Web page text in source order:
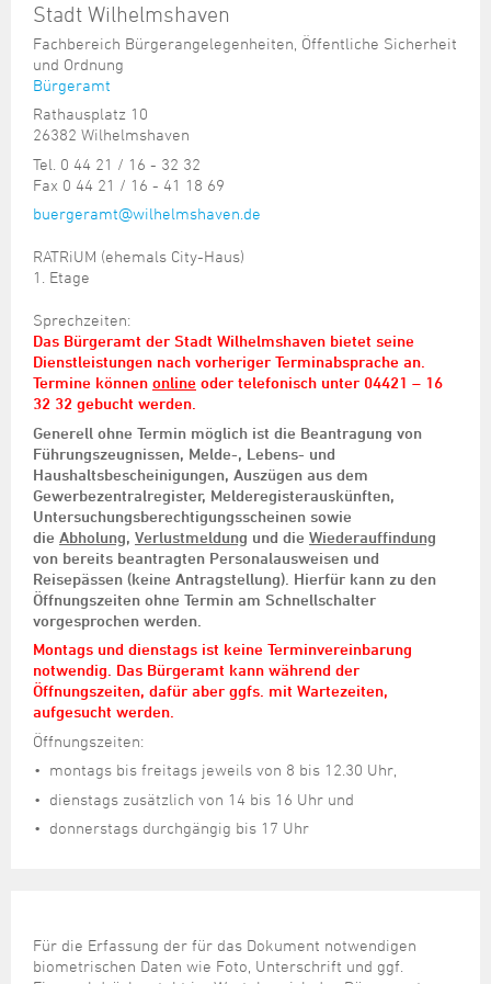
Stadt Wilhelmshaven
Fachbereich Bürgerangelegenheiten, Öffentliche Sicherheit
und Ordnung
Bürgeramt
Rathausplatz 10
26382 Wilhelmshaven
Tel. 0 44 21 / 16 - 32 32
Fax 0 44 21 / 16 - 41 18 69
buergeramt@wilhelmshaven.de
RATRiUM (ehemals City-Haus)
1. Etage
Sprechzeiten:
Das Bürgeramt der Stadt Wilhelmshaven bietet seine
Dienstleistungen nach vorheriger Terminabsprache an.
Termine können online oder telefonisch unter 04421 – 16
32 32 gebucht werden.
Generell ohne Termin möglich ist die Beantragung von
Führungszeugnissen, Melde-, Lebens- und
Haushaltsbescheinigungen, Auszügen aus dem
Gewerbezentralregister, Melderegisterauskünften,
Untersuchungsberechtigungsscheinen sowie
die Abholung, Verlustmeldung und die Wiederauffindung
von bereits beantragten Personalausweisen und
Reisepässen (keine Antragstellung). Hierfür kann zu den
Öffnungszeiten ohne Termin am Schnellschalter
vorgesprochen werden.
Montags und dienstags ist keine Terminvereinbarung
notwendig. Das Bürgeramt kann während der
Öffnungszeiten, dafür aber ggfs. mit Wartezeiten,
aufgesucht werden.
Öffnungszeiten:
montags bis freitags jeweils von 8 bis 12.30 Uhr,
dienstags zusätzlich von 14 bis 16 Uhr und
donnerstags durchgängig bis 17 Uhr
Für die Erfassung der für das Dokument notwendigen
biometrischen Daten wie Foto, Unterschrift und ggf.